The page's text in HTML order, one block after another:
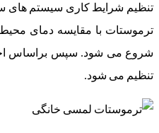
تنظیم شرایط کاری سیستم
ترموستات با مقایسه دمای
شروع می شود. سپس براساس
تنظیم می شود.